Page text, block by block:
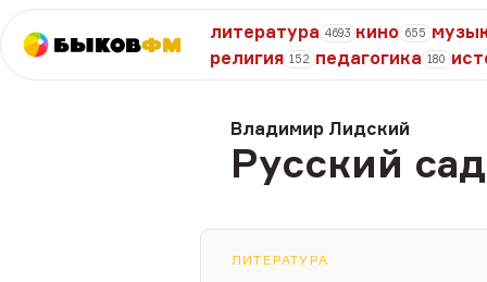
БыковФМ
литература 4693 кино 655
религия 152 педагогика 180
Владимир Лидский
Русский
ЛИТЕРАТУРА